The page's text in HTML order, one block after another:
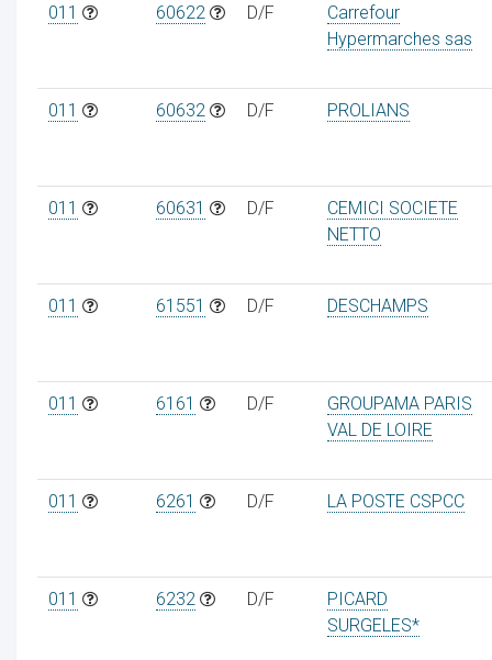
011 60622 D/F
Carrefour
Hypermarches sas
011 60632 D/F PROLIANS
011 60631 D/F
CEMICI SOCIETE
NETTO
011 61551 D/F DESCHAMPS
011 6161 D/F
GROUPAMA PARIS
VAL DE LOIRE
011 6261 D/F LA POSTE CSPCC
011 6232 D/F
PICARD
SURGELES*